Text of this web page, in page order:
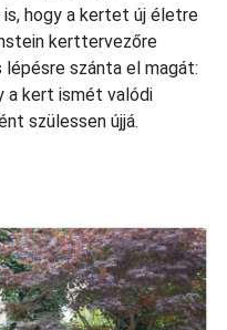
hogy a kertet új életre
kerttervezőre
szánta el magát:
kert ismét valódi
szülessen újjá.